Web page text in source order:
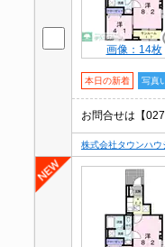
画像：14枚
本日の新着 写真
株式会社タウンハ